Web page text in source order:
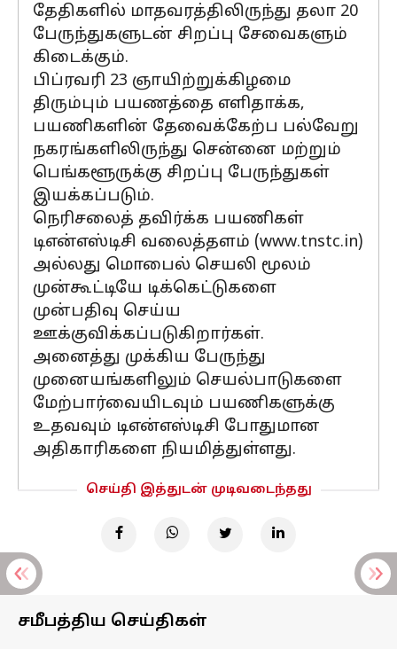
தேதிகளில் மாதவரத்திலிருந்து தலா 20
பேருந்துகளுடன் சிறப்பு சேவைகளும்
கிடைக்கும்.
பிப்ரவரி 23 ஞாயிற்றுக்கிழமை
திரும்பும் பயணத்தை எளிதாக்க,
பயணிகளின் தேவைக்கேற்ப பல்வேறு
நகரங்களிலிருந்து சென்னை மற்றும்
பெங்களூருக்கு சிறப்பு பேருந்துகள்
இயக்கப்படும்.
நெரிசலைத் தவிர்க்க பயணிகள்
டிஎன்எஸ்டிசி வலைத்தளம் (www.tnstc.in)
அல்லது மொபைல் செயலி மூலம்
முன்கூட்டியே டிக்கெட்டுகளை
முன்பதிவு செய்ய
ஊக்குவிக்கப்படுகிறார்கள்.
அனைத்து முக்கிய பேருந்து
முனையங்களிலும் செயல்பாடுகளை
மேற்பார்வையிடவும் பயணிகளுக்கு
உதவவும் டிஎன்எஸ்டிசி போதுமான
அதிகாரிகளை நியமித்துள்ளது.
செய்தி இத்துடன் முடிவடைந்தது
சமீபத்திய செய்திகள்